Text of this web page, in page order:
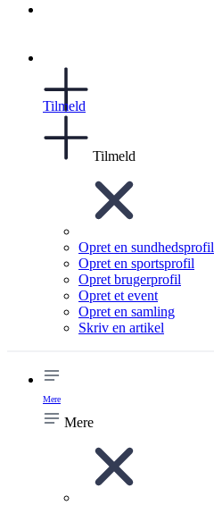
Tilmeld
Tilmeld
Opret en sundhedsprofil
Opret en sportsprofil
Opret brugerprofil
Opret et event
Opret en samling
Skriv en artikel
Mere
Mere